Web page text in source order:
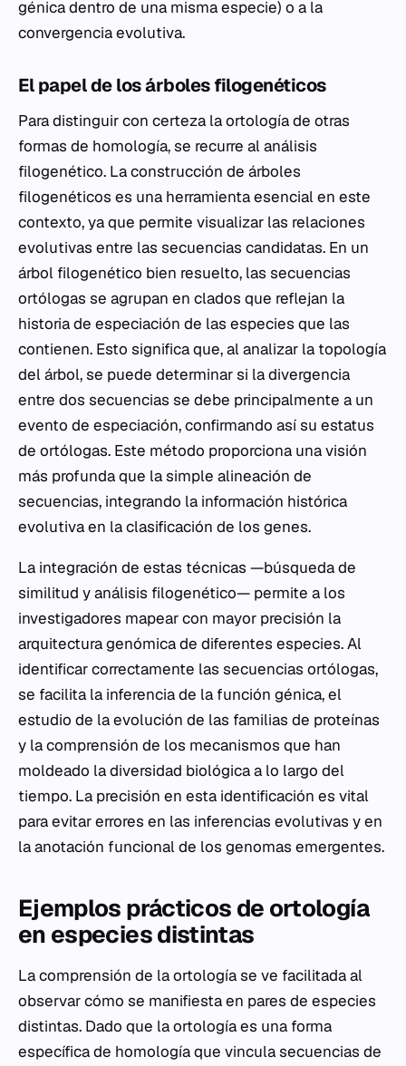
génica dentro de una misma especie) o a la
convergencia evolutiva.
El papel de los árboles filogenéticos
Para distinguir con certeza la ortología de otras
formas de homología, se recurre al análisis
filogenético. La construcción de árboles
filogenéticos es una herramienta esencial en este
contexto, ya que permite visualizar las relaciones
evolutivas entre las secuencias candidatas. En un
árbol filogenético bien resuelto, las secuencias
ortólogas se agrupan en clados que reflejan la
historia de especiación de las especies que las
contienen. Esto significa que, al analizar la topología
del árbol, se puede determinar si la divergencia
entre dos secuencias se debe principalmente a un
evento de especiación, confirmando así su estatus
de ortólogas. Este método proporciona una visión
más profunda que la simple alineación de
secuencias, integrando la información histórica
evolutiva en la clasificación de los genes.
La integración de estas técnicas —búsqueda de
similitud y análisis filogenético— permite a los
investigadores mapear con mayor precisión la
arquitectura genómica de diferentes especies. Al
identificar correctamente las secuencias ortólogas,
se facilita la inferencia de la función génica, el
estudio de la evolución de las familias de proteínas
y la comprensión de los mecanismos que han
moldeado la diversidad biológica a lo largo del
tiempo. La precisión en esta identificación es vital
para evitar errores en las inferencias evolutivas y en
la anotación funcional de los genomas emergentes.
Ejemplos prácticos de ortología
en especies distintas
La comprensión de la ortología se ve facilitada al
observar cómo se manifiesta en pares de especies
distintas. Dado que la ortología es una forma
específica de homología que vincula secuencias de